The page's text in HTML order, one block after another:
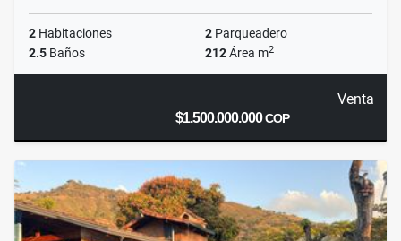
2 Habitaciones 2 Parqueadero
2.5 Baños 212Área m2
Venta
$1.500.000.000COP